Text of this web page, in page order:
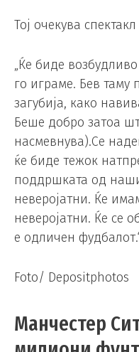
Тој очекува
„Ќе биде
го играме. Бев таму
загубија, како
Беше добро затоа
насмевнува).Се
ќе биде тежок
поддршката од
неверојатни. Ќе
неверојатни. Ќе се
е одличен
Foto/ Depositphotos
Манчестер